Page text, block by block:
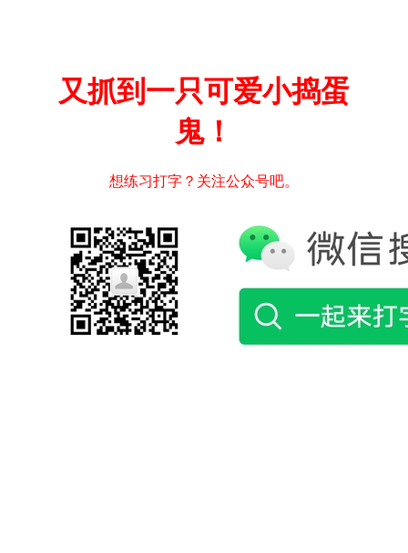
又抓到一只可爱小捣蛋
鬼！
想练习打字？关注公众号吧。